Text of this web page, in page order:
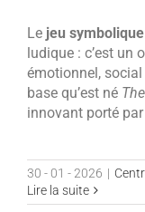
Le jeu symbolique
ludique : c’est un
émotionnel, social
base qu’est né
innovant porté par
30 - 01 - 2026 |
Lire la suite